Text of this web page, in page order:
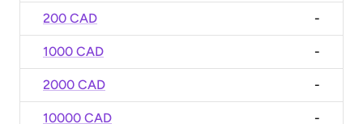
200 CAD -
1000 CAD -
2000 CAD -
10000 CAD -